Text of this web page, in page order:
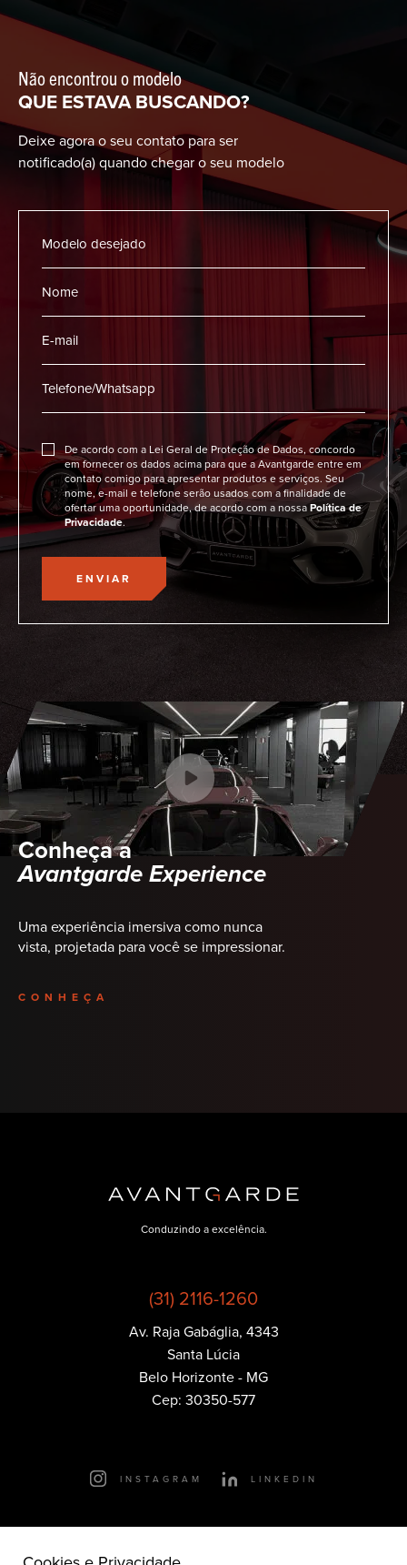
Cookies que nos ajudam a entregar pra você publicidade
Não encontrou o modelo
QUE ESTAVA BUSCANDO?
Deixe agora o seu contato para ser
notificado(a) quando chegar o seu modelo
De acordo com a Lei Geral de Proteção de Dados, concordo
em fornecer os dados acima para que a Avantgarde entre em
contato comigo para apresentar produtos e serviços. Seu
nome, e-mail e telefone serão usados com a finalidade de
ofertar uma oportunidade, de acordo com a nossaPolítica de
Privacidade.
ENVIAR
Conheça a
Avantgarde Experience
Uma experiência imersiva como nunca
vista, projetada para você se impressionar.
CONHEÇA
Conduzindo a excelência.
(31) 2116-1260
Av. Raja Gabáglia, 4343
Santa Lúcia
Belo Horizonte - MG
Cep: 30350-577
Todos os direitos reservados.
INSTAGRAM LINKEDIN